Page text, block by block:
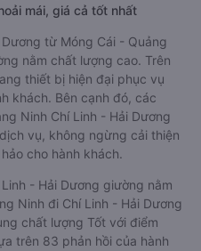
mái, giá cả tốt nhất
từ Móng Cái - Quảng
nằm chất lượng cao. Trên
thiết bị hiện đại phục vụ
khách. Bên cạnh đó, các
Ninh Chí Linh - Hải Dương
vụ, không ngừng cải thiện
cho hành khách.
- Hải Dương giường nằm
Ninh đi Chí Linh - Hải Dương
chất lượng Tốt với điểm
trên 83 phản hồi của hành